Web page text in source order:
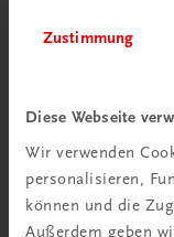
Zustimmung
Diese Webseite
Wir verwenden
personalisieren,
können und die
Außerdem geben
Wir sind ein